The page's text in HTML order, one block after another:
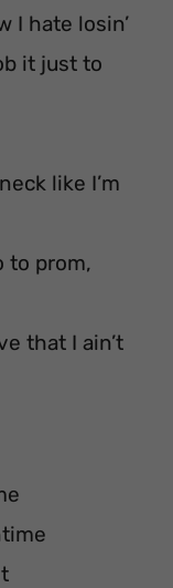
I hate losin’
it just to
like I’m
to prom,
that I ain’t